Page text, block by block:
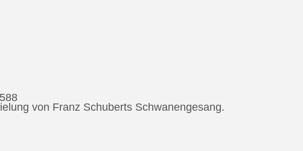
von Franz Schuberts Schwanengesang.